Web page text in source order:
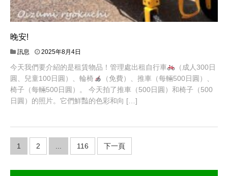
晚安!
訊息 2025年8月4日
今天我們要介紹的是租賃物品！管理處出租自行車
（成人300日
圓、兒童100日圓）、輪椅
（免費）、推車（每輛500日圓）、
椅子（每輛500日圓）。 今天拍了推車（500日圓）和椅子（500
日圓）的照片。它們鮮豔的色彩和向 […]
文
章
導
1 2 116 下一頁